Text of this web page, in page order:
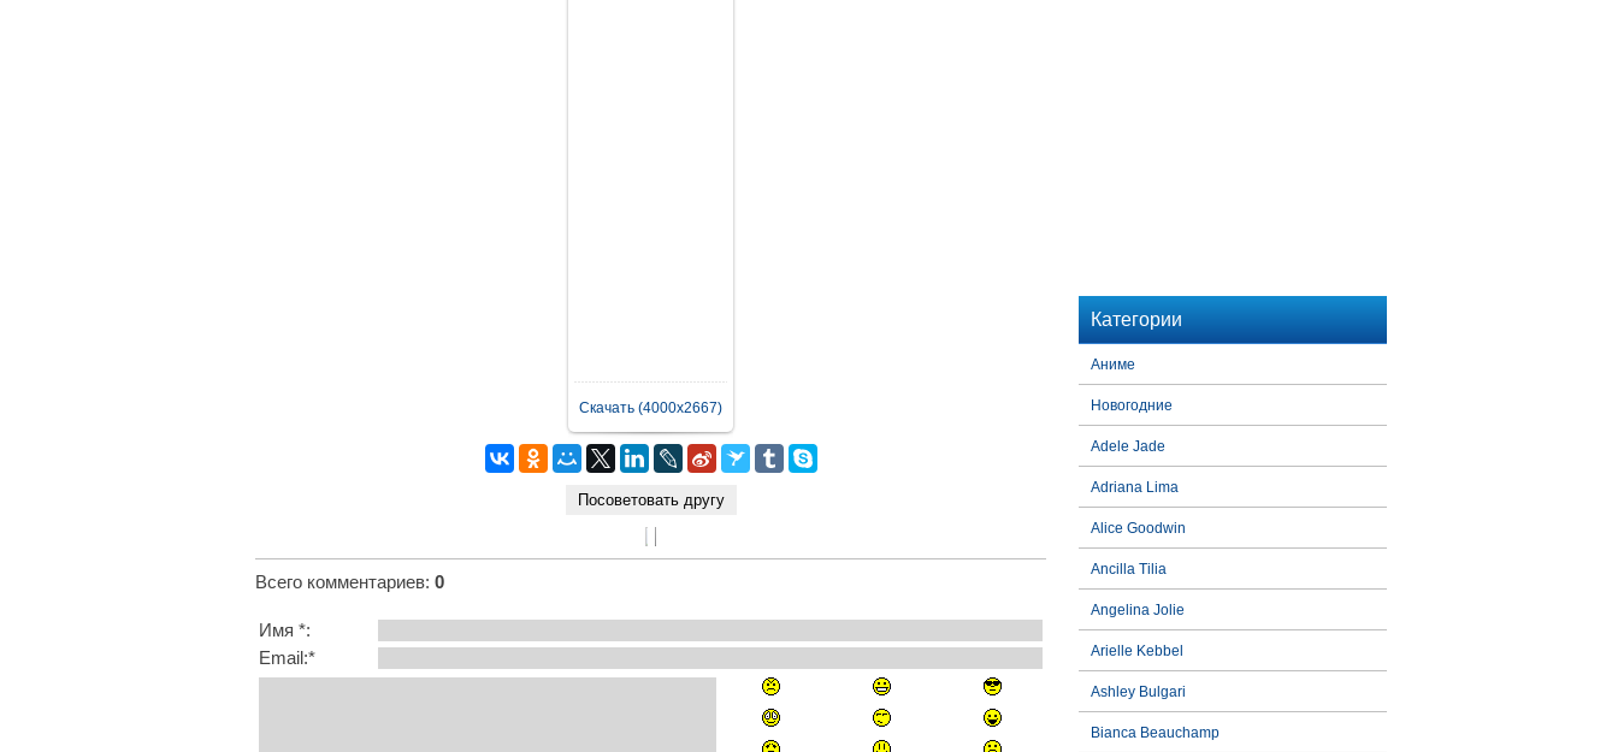
Скачать (4000x2667)
Всего комментариев: 0
Имя *:
Email:*
Категории
Аниме
Новогодние
Adele Jade
Adriana Lima
Alice Goodwin
Ancilla Tilia
Angelina Jolie
Arielle Kebbel
Ashley Bulgari
Bianca Beauchamp